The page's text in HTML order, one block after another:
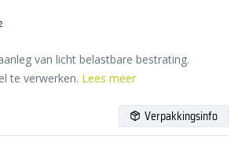
van licht belastbare bestrating.
te verwerken. Lees meer
Verpakkingsinfo